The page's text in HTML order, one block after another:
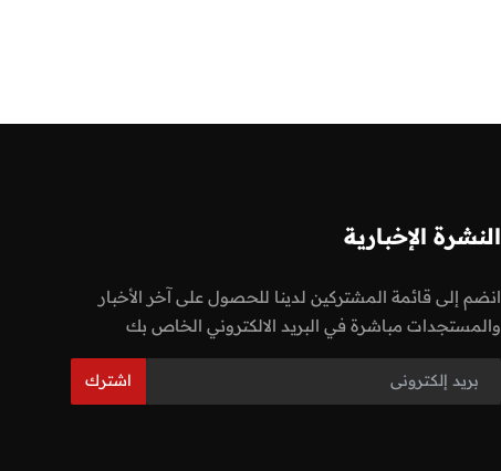
النشرة الإخبارية
انضم إلى قائمة المشتركين لدينا للحصول على آخر الأخبار
والمستجدات مباشرة في البريد الالكتروني الخاص بك
اشترك